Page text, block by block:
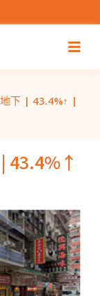
下 | 43.4%↑ |
43.4%↑